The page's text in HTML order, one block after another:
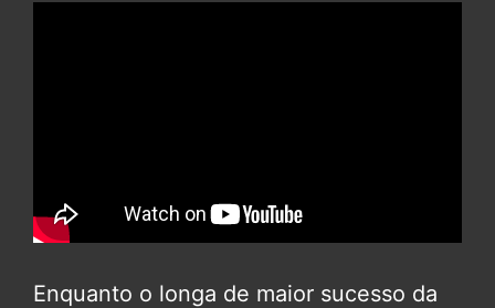
Enquanto o longa de maior sucesso da